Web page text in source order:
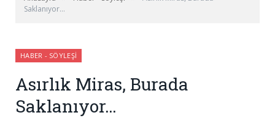
Saklanıyor…
HABER - SÖYLEŞI
Asırlık Miras, Burada
Saklanıyor…